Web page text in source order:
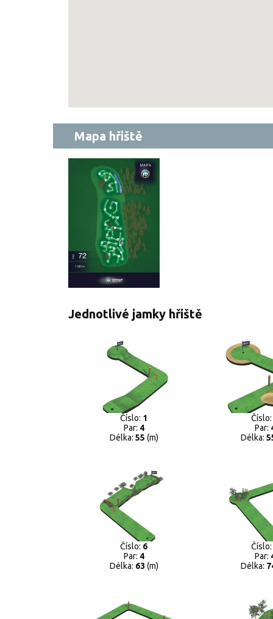
Mapa hřiště
Jednotlivé jamky hřiště
Číslo: 1
Par: 4
Délka: 55 (m)
Číslo:
Par:
Délka:
Číslo: 6
Par: 4
Délka: 63 (m)
Číslo:
Par:
Délka: